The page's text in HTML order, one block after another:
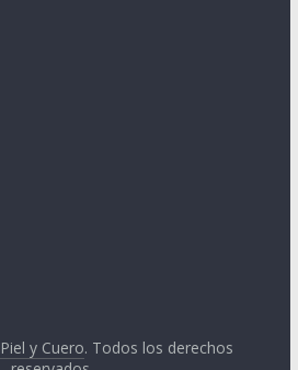
Piel y Cuero. Todos los derechos